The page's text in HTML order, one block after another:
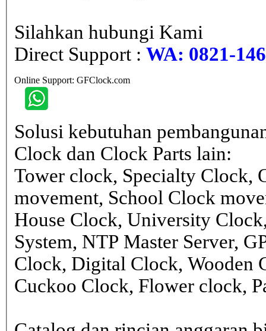
Silahkan hubungi Kami
Direct Support : WA: 0821-
Online Support: GFClock.com
Solusi kebutuhan
Clock dan Clock Parts lain:
Tower clock, Specialty Clock,
movement, School Clock
House Clock, University
System, NTP Master Server,
Clock, Digital Clock, Wooden
Cuckoo Clock, Flower clock,